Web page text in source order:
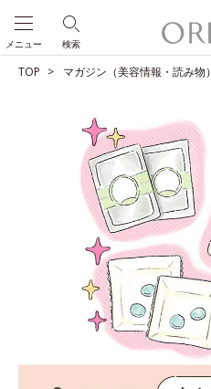
検索
メニュー
TOP マガジン（美容情報・読み物）